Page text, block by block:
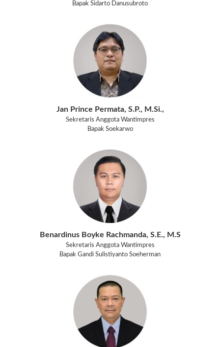
Bapak Sidarto Danusubroto
Jan Prince Permata, S.P., M.Si.,
Sekretaris Anggota Wantimpres
Bapak Soekarwo
Benardinus Boyke Rachmanda, S.E., M.S
Sekretaris Anggota Wantimpres
Bapak Gandi Sulistiyanto Soeherman